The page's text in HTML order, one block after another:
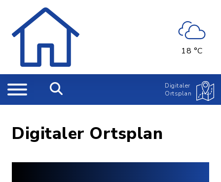
18 °C
Digitaler
Ortsplan
Digitaler Ortsplan